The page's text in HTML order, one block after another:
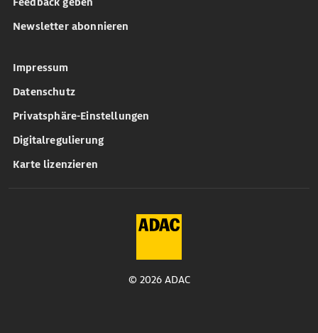
Newsletter abonnieren
Impressum
Datenschutz
Privatsphäre-Einstellungen
Digitalregulierung
Karte lizenzieren
© 2026 ADAC